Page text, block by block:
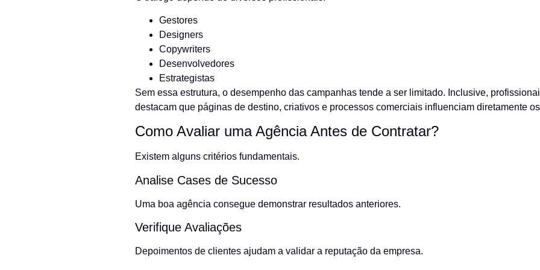
Gestores
Designers
Copywriters
Desenvolvedores
Estrategistas
Sem essa estrutura, o desempenho das campanhas tende a ser limitado. Inclusive,
destacam que páginas de destino, criativos e processos comerciais influenciam diretamente
Como Avaliar uma Agência Antes de Contratar?
Existem alguns critérios fundamentais.
Analise Cases de Sucesso
Uma boa agência consegue demonstrar resultados anteriores.
Verifique Avaliações
Depoimentos de clientes ajudam a validar a reputação da empresa.